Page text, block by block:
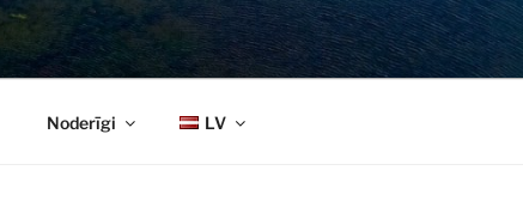
Noderīgi LV